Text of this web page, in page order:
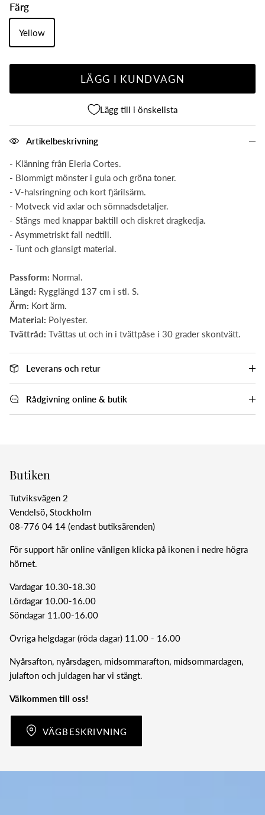
Färg
Yellow
LÄGG I KUNDVAGN
Lägg till i önskelista
Artikelbeskrivning
- Klänning från Eleria Cortes.
- Blommigt mönster i gula och gröna toner.
- V-halsringning och kort fjärilsärm.
- Motveck vid axlar och sömnadsdetaljer.
- Stängs med knappar baktill och diskret dragkedja.
- Asymmetriskt fall nedtill.
- Tunt och glansigt material.
Passform: Normal.
Längd: Rygglängd 137 cm i stl. S.
Ärm: Kort ärm.
Material: Polyester.
Tvättråd: Tvättas ut och in i tvättpåse i 30 grader skontvätt.
Leverans och retur
Rådgivning online & butik
Butiken
Tutviksvägen 2
Vendelsö, Stockholm
08-776 04 14 (endast butiksärenden)
För support här online vänligen klicka på ikonen i nedre högra
hörnet.
Vardagar 10.30-18.30
Lördagar 10.00-16.00
Söndagar 11.00-16.00
Övriga helgdagar (röda dagar) 11.00 - 16.00
Nyårsafton, nyårsdagen, midsommarafton, midsommardagen,
julafton och juldagen har vi stängt.
Välkommen till oss!
VÄGBESKRIVNING